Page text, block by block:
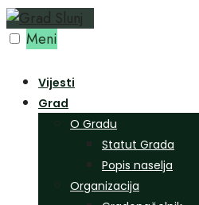
Preskoči
na Meni
Vijesti
Grad
O Gradu
Statut Grada
Popis naselja
Organizacija